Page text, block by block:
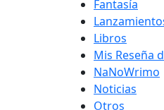
Fantasía
Libros
Mis Reseña
NaNoWrimo
Noticias
Otros